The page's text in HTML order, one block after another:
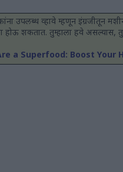
उपलब्ध व्हावे म्हणून इंग्रजीतून
होऊ शकतात. तुम्हाला हवे असल्यास,
a Superfood: Boost Your